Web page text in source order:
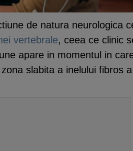
de natura neurologica
vertebrale, ceea ce clinic
apare in momentul in
slabita a inelului fibros